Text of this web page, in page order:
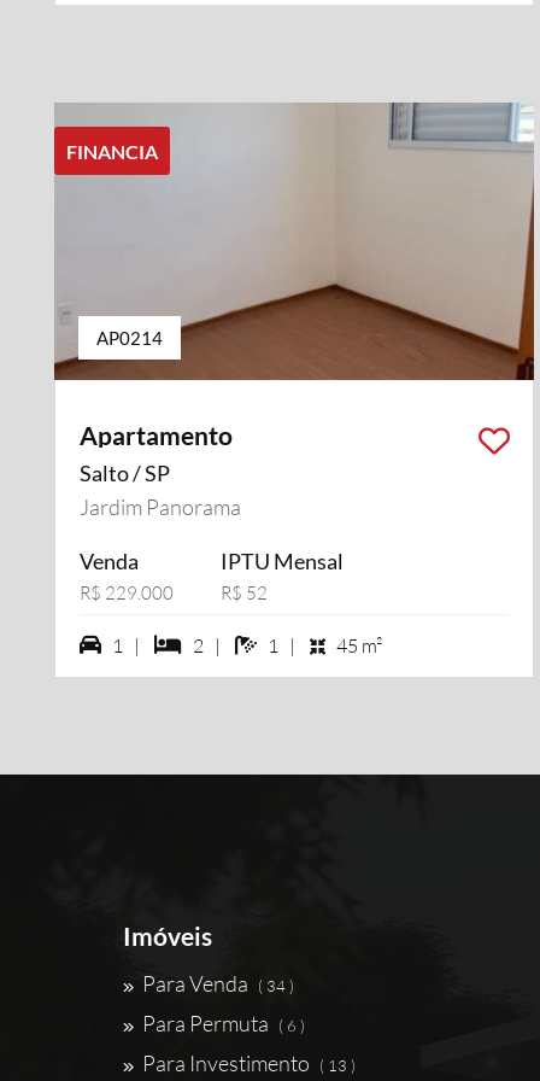
FINANCIA
AP0214
Apartamento
Salto / SP
Jardim Panorama
Venda
R$ 229.000
IPTU Mensal
R$ 52
1 vagas na garagem
1 | 2 dormiórios
2 | 1 banheiros
1 | 45 m²
Imóveis
Para Venda ( 34 )
Para Permuta ( 6 )
Para Investimento ( 13 )